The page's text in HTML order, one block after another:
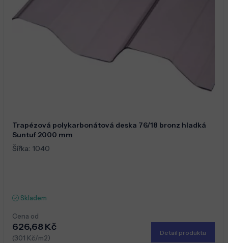
Trapézová polykarbonátová deska 76/18 bronz hladká
Suntuf 2000 mm
Šířka: 1040
Skladem
Cena od
626,68 Kč
(301 Kč/m2)
Detail produktu